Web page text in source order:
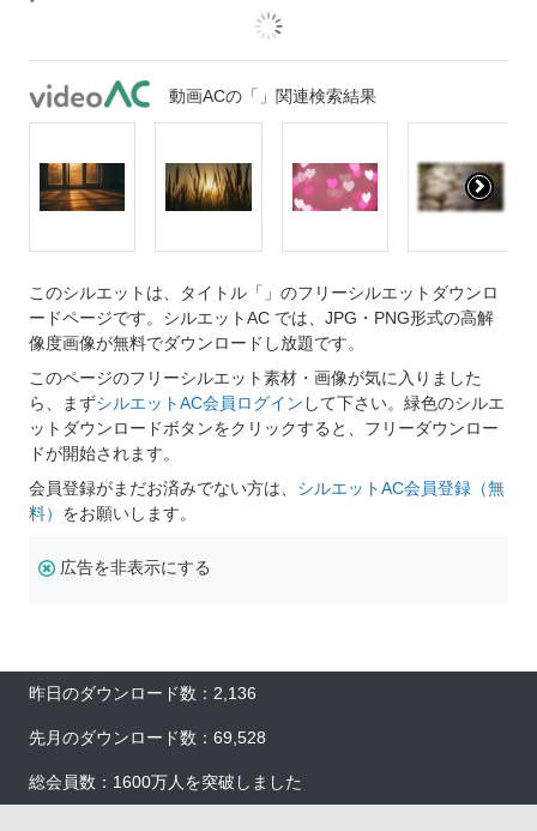
動画ACの「」関連検索結果
このシルエットは、タイトル「」のフリーシルエットダウンロ
ードページです。シルエットAC では、JPG・PNG形式の高解
像度画像が無料でダウンロードし放題です。
このページのフリーシルエット素材・画像が気に入りました
ら、まずシルエットAC会員ログイン して下さい。緑色のシルエ
ットダウンロードボタンをクリックすると、フリーダウンロー
ドが開始されます。
会員登録がまだお済みでない方は、 シルエットAC会員登録（無
料） をお願いします。
広告を非表示にする
昨日のダウンロード数：2,136
先月のダウンロード数：69,528
総会員数：1600万人を突破しました